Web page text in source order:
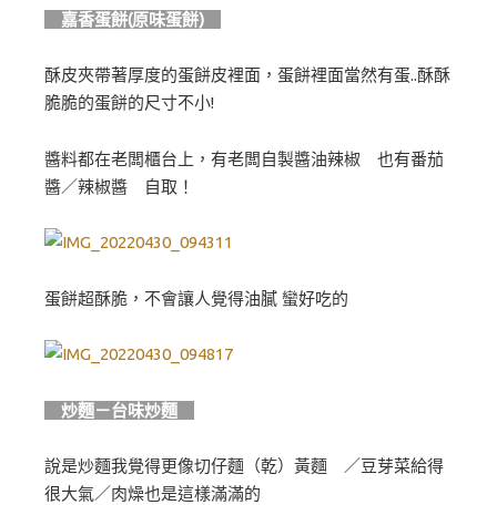
嘉香蛋餅(原味蛋餅)
酥皮夾帶著厚度的蛋餅皮裡面，蛋餅裡面當然有蛋..酥酥
脆脆的蛋餅的尺寸不小!
醬料都在老闆櫃台上，有老闆自製醬油辣椒 也有番茄
醬／辣椒醬 自取！
蛋餅超酥脆，不會讓人覺得油膩 蠻好吃的
炒麵－台味炒麵
說是炒麵我覺得更像切仔麵（乾）黃麵 ／豆芽菜給得
很大氣／肉燥也是這樣滿滿的